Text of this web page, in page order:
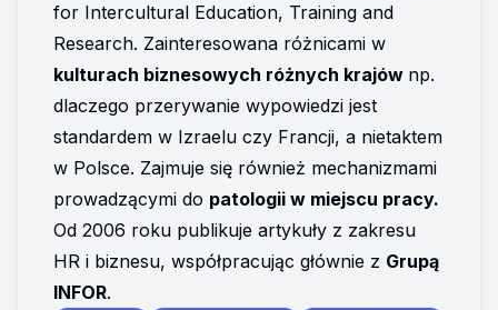
for Intercultural Education, Training and
kulturach biznesowych różnych krajów np.
dlaczego przerywanie wypowiedzi jest
standardem w Izraelu czy Francji, a nietaktem
w Polsce. Zajmuje się również mechanizmami
prowadzącymi do patologii w miejscu pracy.
Od 2006 roku publikuje artykuły z zakresu
HR i biznesu, współpracując głównie z Grupą
INFOR.